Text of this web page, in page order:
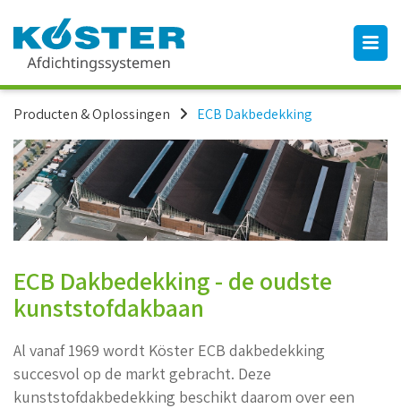
Producten & Oplossingen ECB Dakbedekking
ECB Dakbedekking - de oudste
kunststofdakbaan
Al vanaf 1969 wordt Köster ECB dakbedekking
succesvol op de markt gebracht. Deze
kunststofdakbedekking beschikt daarom over een